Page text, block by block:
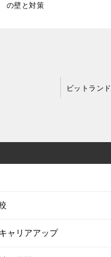
の壁と対策
ャリアアップ